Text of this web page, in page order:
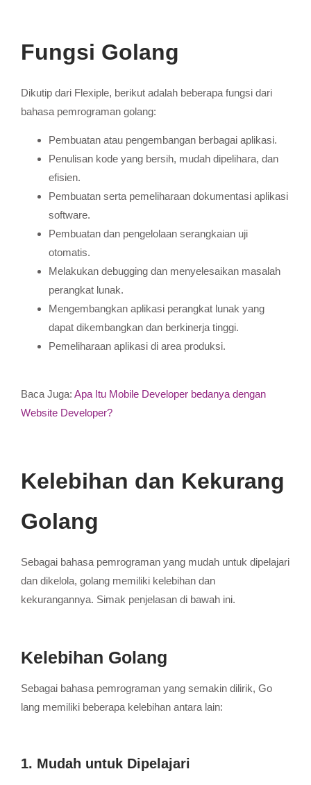
Fungsi Golang
Dikutip dari Flexiple, berikut adalah beberapa fungsi dari
bahasa pemrograman golang:
Pembuatan atau pengembangan berbagai aplikasi.
Penulisan kode yang bersih, mudah dipelihara, dan
efisien.
Pembuatan serta pemeliharaan dokumentasi aplikasi
software.
Pembuatan dan pengelolaan serangkaian uji
otomatis.
Melakukan debugging dan menyelesaikan masalah
perangkat lunak.
Mengembangkan aplikasi perangkat lunak yang
dapat dikembangkan dan berkinerja tinggi.
Pemeliharaan aplikasi di area produksi.
Baca Juga: Apa Itu Mobile Developer bedanya dengan
Website Developer?
Kelebihan dan Kekurang
Golang
Sebagai bahasa pemrograman yang mudah untuk dipelajari
dan dikelola, golang memiliki kelebihan dan
kekurangannya. Simak penjelasan di bawah ini.
Kelebihan Golang
Sebagai bahasa pemrograman yang semakin dilirik, Go
lang memiliki beberapa kelebihan antara lain:
1. Mudah untuk Dipelajari